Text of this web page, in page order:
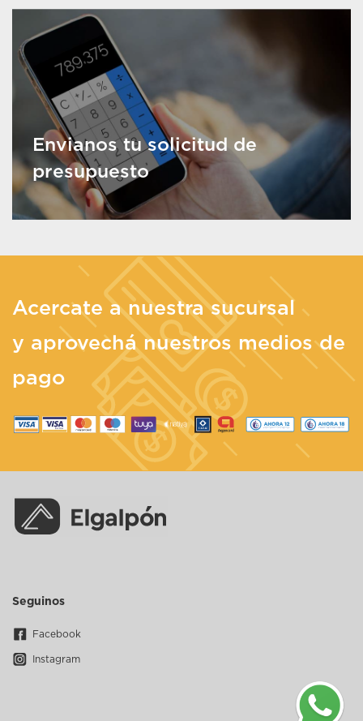
Envianos tu solicitud de
presupuesto
Acercate a nuestra sucursal
y aprovechá nuestros medios de
pago
Seguinos
Facebook
Instagram